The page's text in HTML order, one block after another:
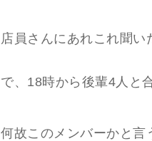
店員さんにあれこれ聞
で、18時から後輩4人と
何故このメンバーかと言